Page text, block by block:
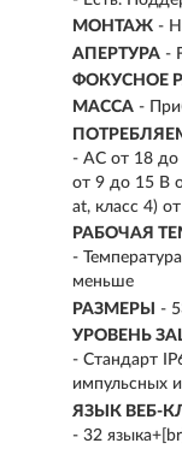
МОНТАЖ -
АПЕРТУРА -
ФОКУСНОЕ
МАССА -
- AC от 18
от 9 до 15 В
at, класс 4)
РАБОЧАЯ
-
меньше
РАЗМЕРЫ
-
УРОВЕНЬ
- Стандарт
импульсных
ЯЗЫК ВЕБ-
- 32